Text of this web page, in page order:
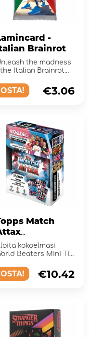
-
Brainrot
the madness
the Italian Brainrot
OSTA! €3.06
Match
Booster
kokoelmasi
Beaters Mini Tin
26.
OSTA! €10.42